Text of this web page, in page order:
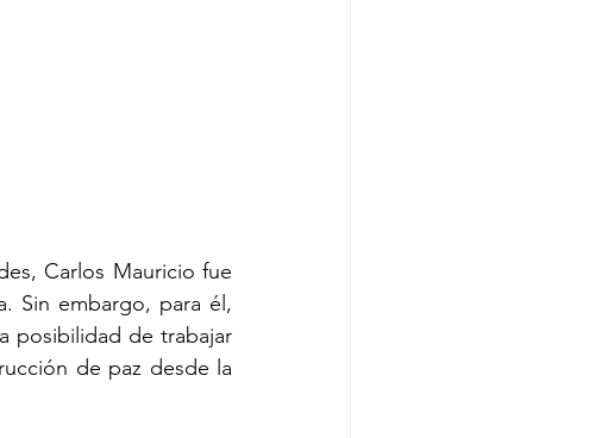
Carlos Mauricio fue
Sin embargo, para él,
posibilidad de trabajar
de paz desde la